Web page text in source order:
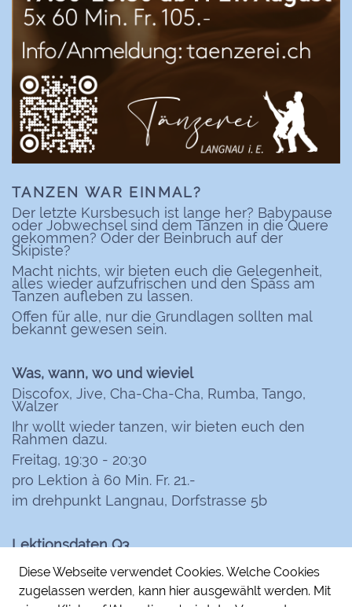
TANZEN WAR EINMAL?
Der letzte Kursbesuch ist lange her? Babypause
oder Jobwechsel sind dem Tanzen in die Quere
gekommen? Oder der Beinbruch auf der
Skipiste?
Macht nichts, wir bieten euch die Gelegenheit,
alles wieder aufzufrischen und den Spass am
Tanzen aufleben zu lassen.
Offen für alle, nur die Grundlagen sollten mal
bekannt gewesen sein.
Was, wann, wo und wieviel
Discofox, Jive, Cha-Cha-Cha, Rumba, Tango,
Walzer
Ihr wollt wieder tanzen, wir bieten euch den
Rahmen dazu.
Freitag, 19:30 - 20:30
pro Lektion à 60 Min. Fr. 21.-
im drehpunkt Langnau, Dorfstrasse 5b
Lektionsdaten Q3
21.08. / 28
.08. / 04.09.* / 11.09. / 18 .09.
* verkürzte Lektion 19:15-20:00
Diese Webseite verwendet Cookies. Welche Cookies
zugelassen werden, kann hier ausgewählt werden. Mit